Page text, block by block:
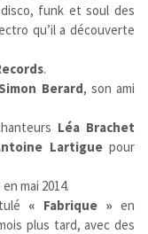
funk et soul des
qu’il a découverte
.
Berard, son ami
Léa Brachet
Lartigue pour
en mai 2014.
« Fabrique » en
plus tard, avec des